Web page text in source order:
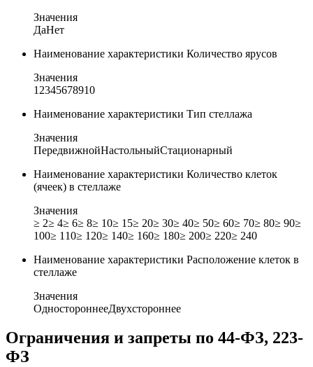
Значения
ДаНет
Наименование характеристики Количество ярусов
Значения
1 2345678910
Наименование характеристики Тип стеллажа
Значения
ПередвижнойНастольныйСтационарный
Наименование характеристики Количество клеток
(ячеек) в стеллаже
Значения
≥ 2≥ 4≥ 6≥ 8≥ 10≥ 15≥ 20≥ 30≥ 40≥ 50≥ 60≥ 70≥ 80≥ 90≥
100≥ 110≥ 120≥ 140≥ 160≥ 180≥ 200≥ 220≥ 240
Наименование характеристики Расположение клеток в
стеллаже
Значения
ОдностороннееДвухстороннее
Ограничения и запреты по 44-ФЗ, 223-
ФЗ